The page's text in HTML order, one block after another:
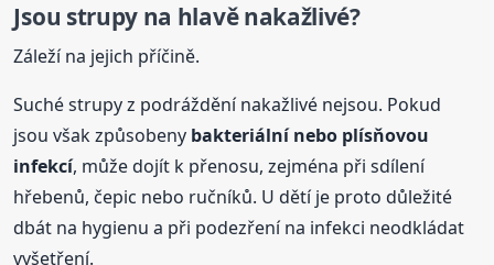
Jsou strupy na hlavě nakažlivé?
Záleží na jejich příčině.
Suché strupy z podráždění nakažlivé nejsou. Pokud
jsou však způsobeny bakteriální nebo plísňovou
infekcí, může dojít k přenosu, zejména při sdílení
hřebenů, čepic nebo ručníků. U dětí je proto důležité
dbát na hygienu a při podezření na infekci neodkládat
vyšetření.